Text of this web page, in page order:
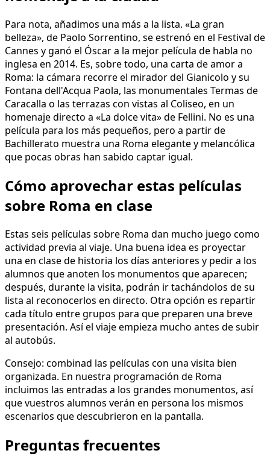
Para nota, añadimos una más a la lista. «La gran
belleza», de Paolo Sorrentino, se estrenó en el Festival de
Cannes y ganó el Óscar a la mejor película de habla no
inglesa en 2014. Es, sobre todo, una carta de amor a
Roma: la cámara recorre el mirador del Gianicolo y su
Fontana dell'Acqua Paola, las monumentales Termas de
Caracalla o las terrazas con vistas al Coliseo, en un
homenaje directo a «La dolce vita» de Fellini. No es una
película para los más pequeños, pero a partir de
Bachillerato muestra una Roma elegante y melancólica
que pocas obras han sabido captar igual.
Cómo aprovechar estas películas
sobre Roma en clase
Estas seis películas sobre Roma dan mucho juego como
actividad previa al viaje. Una buena idea es proyectar
una en clase de historia los días anteriores y pedir a los
alumnos que anoten los monumentos que aparecen;
después, durante la visita, podrán ir tachándolos de su
lista al reconocerlos en directo. Otra opción es repartir
cada título entre grupos para que preparen una breve
presentación. Así el viaje empieza mucho antes de subir
al autobús.
Consejo: combinad las películas con una visita bien
organizada. En nuestra programación de Roma
incluimos las entradas a los grandes monumentos, así
que vuestros alumnos verán en persona los mismos
escenarios que descubrieron en la pantalla.
Preguntas frecuentes